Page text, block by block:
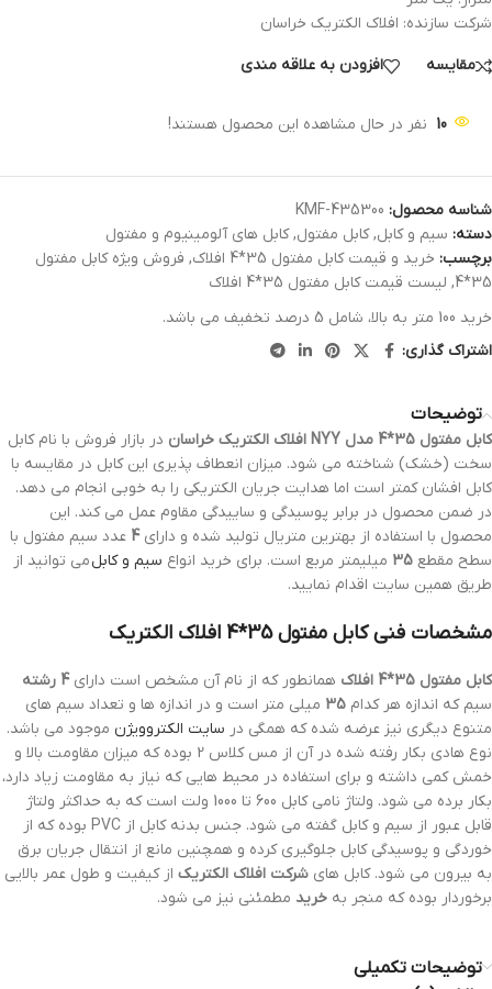
شرکت سازنده: افلاک الکتریک خراسان
مقایسه افزودن به علاقه مندی
10 نفر در حال مشاهده این محصول هستند!
شناسه محصول: KMF-435300
دسته: سیم و کابل, کابل مفتول, کابل های آلومینیوم و مفتول
برچسب: خرید و قیمت کابل مفتول 35*4 افلاک , فروش ویژه کابل مفتول
35*4
, لیست قیمت کابل مفتول 35*4 افلاک
خرید 100 متر به بالا، شامل 5 درصد تخفیف می باشد.
اشتراک گذاری:
توضیحات
کابل مفتول 35*4 مدل NYY افلاک الکتریک خراسان
در بازار فروش با نام کابل
سخت (خشک) شناخته می شود. میزان انعطاف پذیری این کابل در مقایسه با
کابل افشان کمتر است اما هدایت جریان الکتریکی را به خوبی انجام می دهد.
در ضمن محصول در برابر پوسیدگی و ساییدگی مقاوم عمل می کند. این
محصول با استفاده از بهترین متریال تولید شده و دارای4 عدد سیم مفتول با
سطح مقطع 35 میلیمتر مربع است. برای خرید انواع سیم و کابلمی توانید از
طریق همین سایت اقدام نمایید.
مشخصات فنی کابل مفتول 35*4 افلاک الکتریک
کابل مفتول 35*4 افلاک همانطور که از نام آن مشخص است دارای4 رشته
سیم که اندازه هر کدام 35 میلی متر است و در اندازه ها و تعداد سیم های
متنوع دیگری نیز عرضه شده که همگی در سایت الکتروویژن موجود می باشد.
نوع هادی بکار رفته شده در آن از مس کلاس 2 بوده که میزان مقاومت بالا و
خمش کمی داشته و برای استفاده در محیط هایی که نیاز به مقاومت زیاد دارد،
بکار برده می شود. ولتاژ نامی کابل 600 تا 1000 ولت است که به حداکثر ولتاژ
قابل عبور از سیم و کابل گفته می شود. جنس بدنه کابل از PVC بوده که از
خوردگی و پوسیدگی کابل جلوگیری کرده و همچنین مانع از انتقال جریان برق
به بیرون می شود. کابل های شرکت افلاک الکتریک از کیفیت و طول عمر بالایی
برخوردار بوده که منجر به خرید مطمئنی نیز می شود.
توضیحات تکمیلی